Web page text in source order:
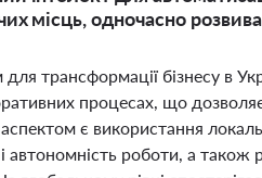
місць, одночасно
трансформації бізнесу в
процесах, що
є використання
роботи, а також